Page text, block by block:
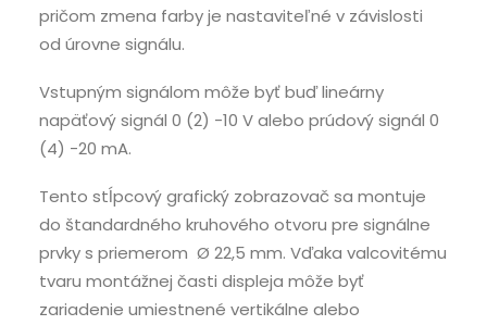
pričom zmena farby je nastaviteľné v závislosti
od úrovne signálu.
Vstupným signálom môže byť buď lineárny
napäťový signál 0 (2) -10 V alebo prúdový signál 0
(4) -20 mA.
Tento stĺpcový grafický zobrazovač sa montuje
do štandardného kruhového otvoru pre signálne
prvky s priemerom Ø 22,5 mm. Vďaka valcovitému
tvaru montážnej časti displeja môže byť
zariadenie umiestnené vertikálne alebo